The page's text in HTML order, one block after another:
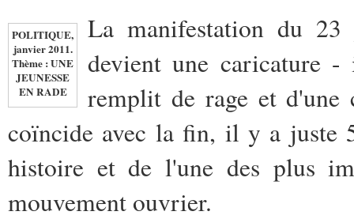
POLITIQUE,
janvier 2011.
Thème : UNE
JEUNESSE
EN RADE
La manifestation du
devient une caricature
remplit de rage et d'une
coïncide avec la fin, il y a juste
histoire et de l'une des plus
mouvement ouvrier.